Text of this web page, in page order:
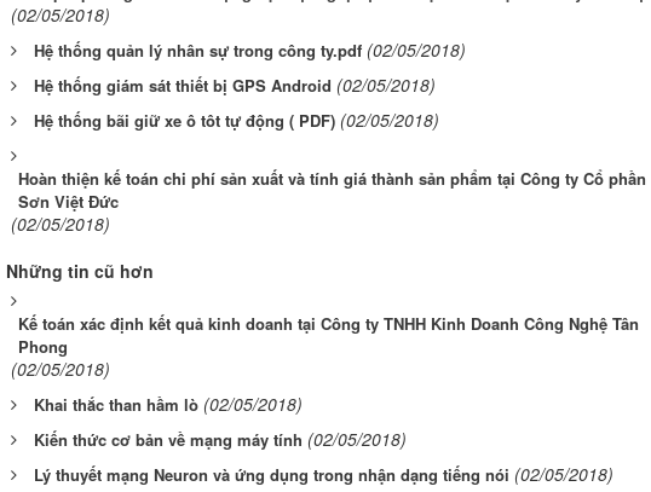
(02/05/2018)
Hệ thống quản lý nhân sự trong công ty.pdf (02/05/2018)
Hệ thống giám sát thiết bị GPS Android (02/05/2018)
Hệ thống bãi giữ xe ô tôt tự động ( PDF) (02/05/2018)
Hoàn thiện kế toán chi phí sản xuất và tính giá thành sản phẩm tại Công ty Cổ phần
Sơn Việt Đức
(02/05/2018)
Những tin cũ hơn
Kế toán xác định kết quả kinh doanh tại Công ty TNHH Kinh Doanh Công Nghệ Tân
Phong
(02/05/2018)
Khai thắc than hầm lò (02/05/2018)
Kiến thức cơ bản về mạng máy tính (02/05/2018)
Lý thuyết mạng Neuron và ứng dụng trong nhận dạng tiếng nói (02/05/2018)